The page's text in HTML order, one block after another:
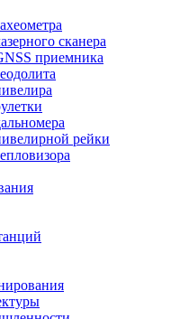
сканера
приемника
рейки